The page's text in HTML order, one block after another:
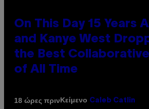
On This Day 15 Years
and Kanye West
the Best
of All Time
18 ώρες πρινΚείμενο Caleb Catlin